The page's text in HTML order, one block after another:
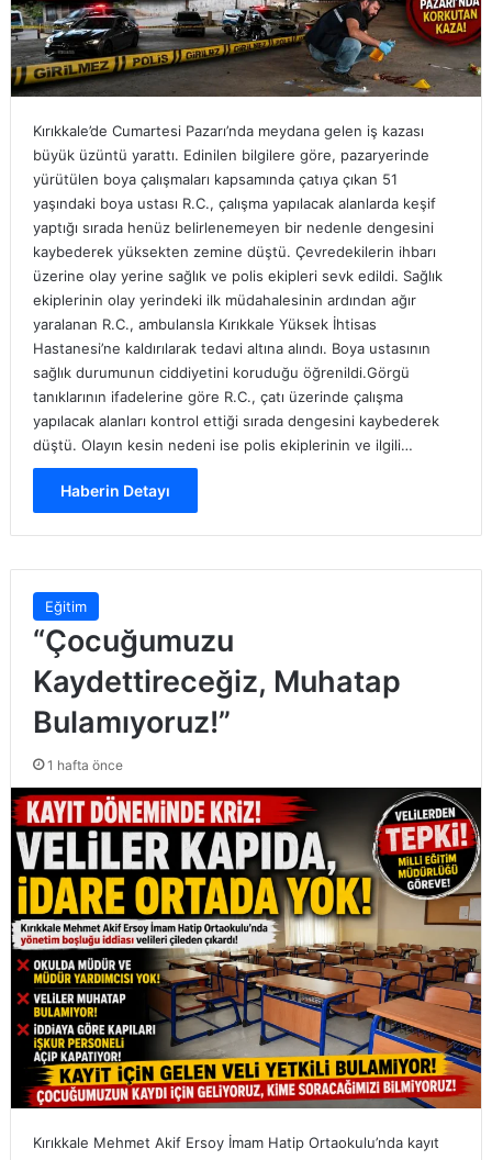
Kırıkkale’de Cumartesi Pazarı’nda meydana gelen iş kazası
büyük üzüntü yarattı. Edinilen bilgilere göre, pazaryerinde
yürütülen boya çalışmaları kapsamında çatıya çıkan 51
yaşındaki boya ustası R.C., çalışma yapılacak alanlarda keşif
yaptığı sırada henüz belirlenemeyen bir nedenle dengesini
kaybederek yüksekten zemine düştü. Çevredekilerin ihbarı
üzerine olay yerine sağlık ve polis ekipleri sevk edildi. Sağlık
ekiplerinin olay yerindeki ilk müdahalesinin ardından ağır
yaralanan R.C., ambulansla Kırıkkale Yüksek İhtisas
Hastanesi’ne kaldırılarak tedavi altına alındı. Boya ustasının
sağlık durumunun ciddiyetini koruduğu öğrenildi.Görgü
tanıklarının ifadelerine göre R.C., çatı üzerinde çalışma
yapılacak alanları kontrol ettiği sırada dengesini kaybederek
düştü. Olayın kesin nedeni ise polis ekiplerinin ve ilgili…
Haberin Detayı
Eğitim
“Çocuğumuzu
Kaydettireceğiz, Muhatap
Bulamıyoruz!”
1 hafta önce
Kırıkkale Mehmet Akif Ersoy İmam Hatip Ortaokulu’nda kayıt